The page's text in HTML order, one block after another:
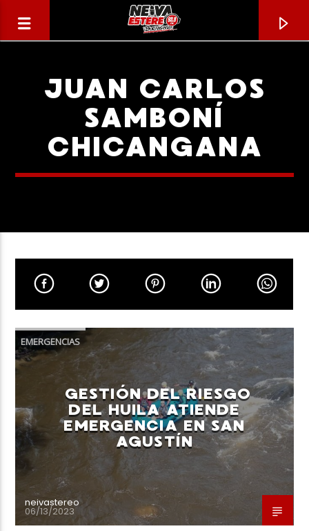
CANCIÓN ACTUAL
TÍTULO
Neiva Estereo
JUAN CARLOS
SAMBONÍ
CHICANGANA
EMERGENCIAS
GESTIÓN DEL RIESGO
DEL HUILA ATIENDE
EMERGENCIA EN SAN
AGUSTÍN
neivastereo
06/13/2023